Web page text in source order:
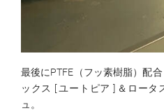
最後にPTFE（フッ素樹脂）配
ックス [ ユートピア ] ＆ロータ
ュ。